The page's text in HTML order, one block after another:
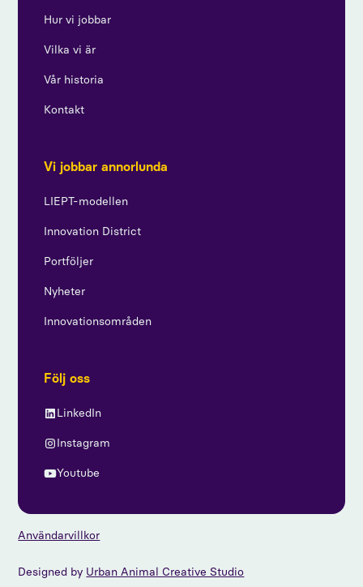
Hur vi jobbar
Vilka vi är
Vår historia
Kontakt
Vi jobbar annorlunda
LIEPT-modellen
Innovation District
Portföljer
Nyheter
Innovationsområden
Följ oss
LinkedIn
Instagram
Youtube
Designed by Urban Animal Creative Studio
Användarvillkor